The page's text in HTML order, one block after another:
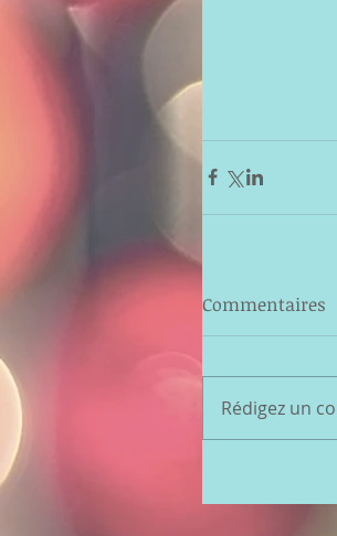
Commentaires
Rédigez un